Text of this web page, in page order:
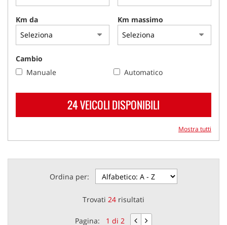
Km da Km massimo
Cambio
Manuale
Automatico
24 VEICOLI DISPONIBILI
Mostra tutti
Ordina per:
Trovati 24 risultati
Pagina: 1 di 2